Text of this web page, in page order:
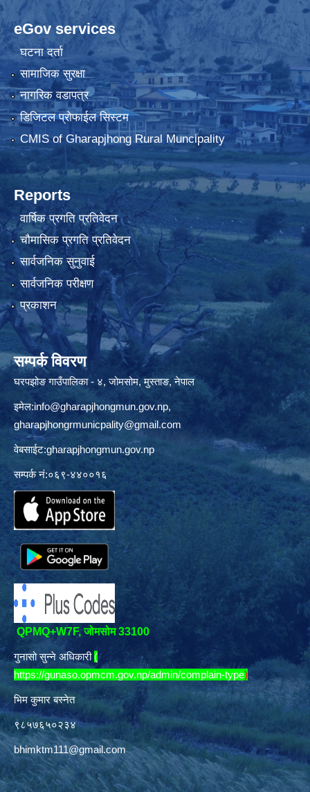
eGov services
घटना दर्ता
सामाजिक सुरक्षा
नागरिक वडापत्र
डिजिटल प्रोफाईल सिस्टम
CMIS of Gharapjhong Rural Muncipality
Reports
वार्षिक प्रगति प्रतिवेदन
चौमासिक प्रगति प्रतिवेदन
सार्वजनिक सुनुवाई
सार्वजनिक परीक्षण
प्रकाशन
सम्पर्क विवरण
घरपझोङ गाउँपालिका - ४, जोमसोम, मुस्ताङ, नेपाल
इमेल:info@gharapjhongmun.gov.np,
gharapjhongrmunicpality@gmail.com
वेबसाईट:gharapjhongmun.gov.np
सम्पर्क नं:०६९-४४००१६
QPMQ+W7F, जोमसोम 33100
गुनासो सुन्ने अधिकारी (
https://gunaso.opmcm.gov.np/admin/complain-type)
भिम कुमार बस्नेत
९८५७६५०२३४
bhimktm111@gmail.com